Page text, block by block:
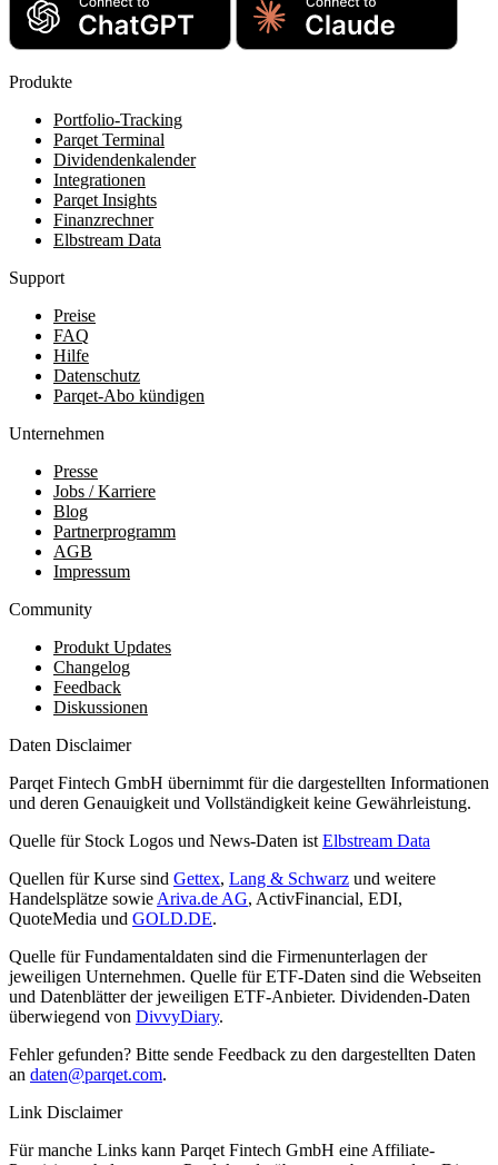
Produkte
Portfolio-Tracking
Parqet Terminal
Dividendenkalender
Integrationen
Parqet Insights
Finanzrechner
Elbstream Data
Support
Preise
FAQ
Hilfe
Datenschutz
Parqet-Abo kündigen
Unternehmen
Presse
Jobs / Karriere
Blog
Partnerprogramm
AGB
Impressum
Community
Produkt Updates
Changelog
Feedback
Diskussionen
Daten Disclaimer
Parqet Fintech GmbH übernimmt für die dargestellten Informationen
und deren Genauigkeit und Vollständigkeit keine Gewährleistung.
Quelle für Stock Logos und News-Daten ist Elbstream Data
Quellen für Kurse sind Gettex, Lang & Schwarz und weitere
Handelsplätze sowie Ariva.de AG, ActivFinancial, EDI,
QuoteMedia und GOLD.DE.
Quelle für Fundamentaldaten sind die Firmenunterlagen der
jeweiligen Unternehmen. Quelle für ETF-Daten sind die Webseiten
und Datenblätter der jeweiligen ETF-Anbieter. Dividenden-Daten
überwiegend von DivvyDiary.
Fehler gefunden? Bitte sende Feedback zu den dargestellten Daten
an daten@parqet.com.
Link Disclaimer
Für manche Links kann Parqet Fintech GmbH eine Affiliate-